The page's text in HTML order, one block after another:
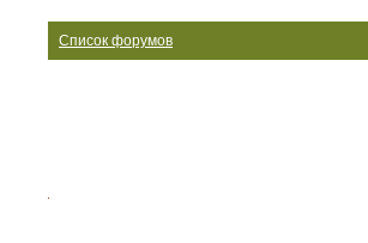
Список форумов